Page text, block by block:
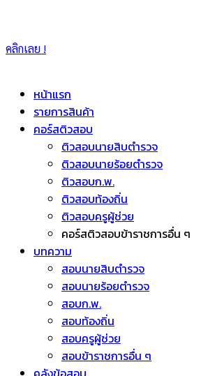
คลิกเลย !
หน้าแรก
รายการสินค้า
คอร์สติวสอบ
ติวสอบนายสิบตำรวจ
ติวสอบนายร้อยตำรวจ
ติวสอบก.พ.
ติวสอบท้องถิ่น
ติวสอบครูผู้ช่วย
คอร์สติวสอบข้าราชการอื่น ๆ
บทความ
สอบนายสิบตำรวจ
สอบนายร้อยตำรวจ
สอบก.พ.
สอบท้องถิ่น
สอบครูผู้ช่วย
สอบข้าราชการอื่น ๆ